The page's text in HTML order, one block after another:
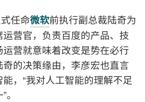
任命微软前执行副总裁陆奇为
营官，负责百度的产品、技
营就意味着改变是势在必行
的决策缘由，李彦宏也直言
，“我对人工智能的理解不足